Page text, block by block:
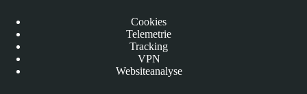
Cookies
Telemetrie
Tracking
VPN
Websiteanalyse